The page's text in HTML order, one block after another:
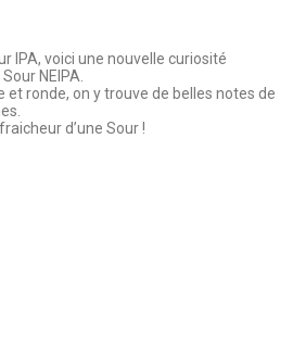
IPA, voici une nouvelle curiosité
NEIPA.
ronde, on y trouve de belles notes de
d’une Sour !